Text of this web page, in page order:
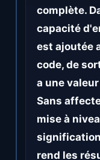
complète.
capacité
est ajoutée
code, de
a une
Sans
mise à
rend les